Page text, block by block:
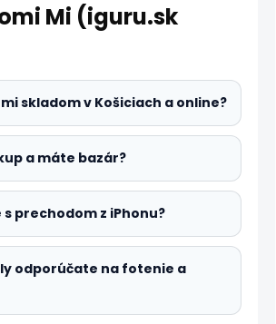
Mi (iguru.sk
skladom v Košiciach a online?
a máte bazár?
s prechodom z iPhonu?
odporúčate na fotenie a